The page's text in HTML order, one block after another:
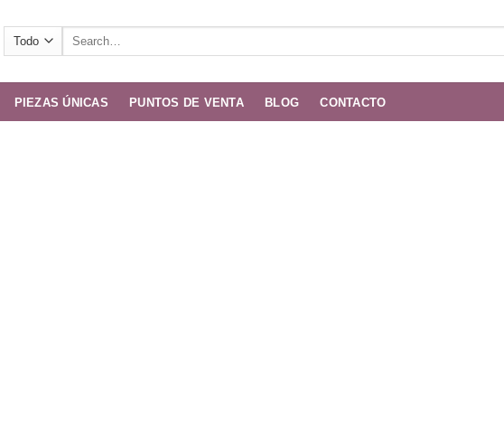
Search
PIEZAS ÚNICAS PUNTOS DE VENTA BLOG CONTACTO